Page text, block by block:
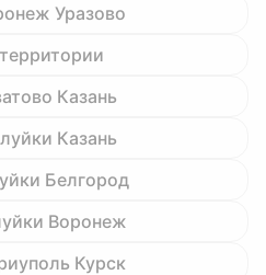
Уразово
Казань
Казань
Белгород
Воронеж
Курск